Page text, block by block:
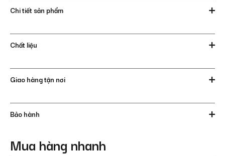
Chi tiết sản phẩm
Chất liệu
Giao hàng tận nơi
Bảo hành
Mua hàng nhanh